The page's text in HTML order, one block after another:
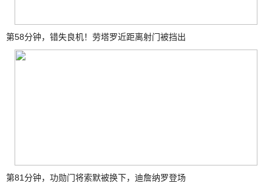
第58分钟，错失良机！劳塔罗近距离射门被挡出
第81分钟，功勋门将索默被换下，迪詹纳罗登场